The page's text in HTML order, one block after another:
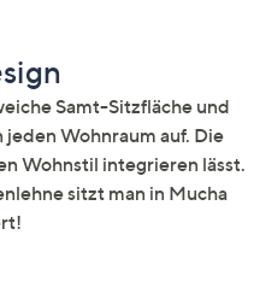
Samt-Sitzfläche und
Wohnraum auf. Die
Wohnstil integrieren lässt.
sitzt man in Mucha